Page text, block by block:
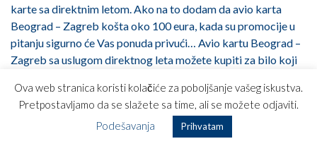
karte sa direktnim letom. Ako na to dodam da avio karta
Beograd – Zagreb košta oko 100 eura, kada su promocije u
pitanju sigurno će Vas ponuda privući… Avio kartu Beograd –
Zagreb sa uslugom direktnog leta možete kupiti za bilo koji
Beograd – Zagreb, oznaka aerodroma je ZAG.
Aerodrom Zagreb ili kako mu je službeni naziv na hrvatskom
Međunarodna Zračna Luka Zagreb nalazi se u blizini mesta
Ova web stranica koristi kolačiće za poboljšanje vašeg iskustva.
Pretpostavljamo da se slažete sa time, ali se možete odjaviti.
Podešavanja
Prihvatam